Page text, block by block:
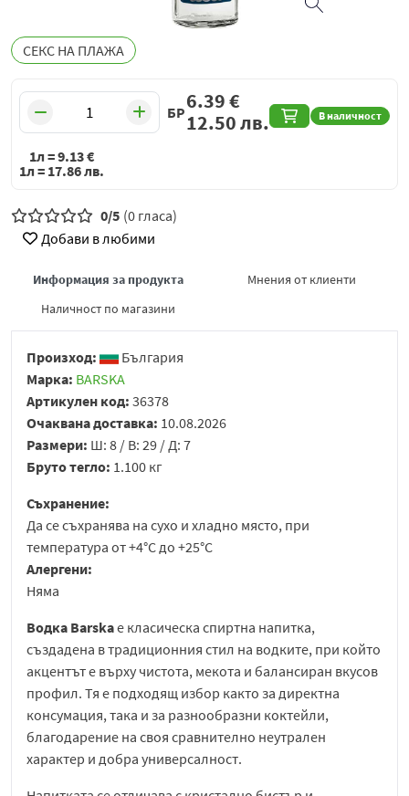
СЕКС НА ПЛАЖА
БР В наличност
6.39€
12.50лв.
1л =9.13€
1л = 17.86лв.
0/5 (0 гласа)
Добави в любими
Информация за продукта
Мнения от клиенти
Наличност по магазини
Произход:
България
Марка: BARSKA
Артикулен код: 36378
Очаквана доставка: 10.08.2026
Размери: Ш: 8 / В: 29 / Д: 7
Бруто тегло: 1.100 кг
Съхранение:
Да се съхранява на сухо и хладно място, при
температура от +4°C до +25°C
Алергени:
Няма
Водка Barskaе класическа спиртна напитка,
създадена в традиционния стил на водките, при който
акцентът е върху чистота, мекота и балансиран вкусов
профил. Тя е подходящ избор както за директна
консумация, така и за разнообразни коктейли,
благодарение на своя сравнително неутрален
характер и добра универсалност.